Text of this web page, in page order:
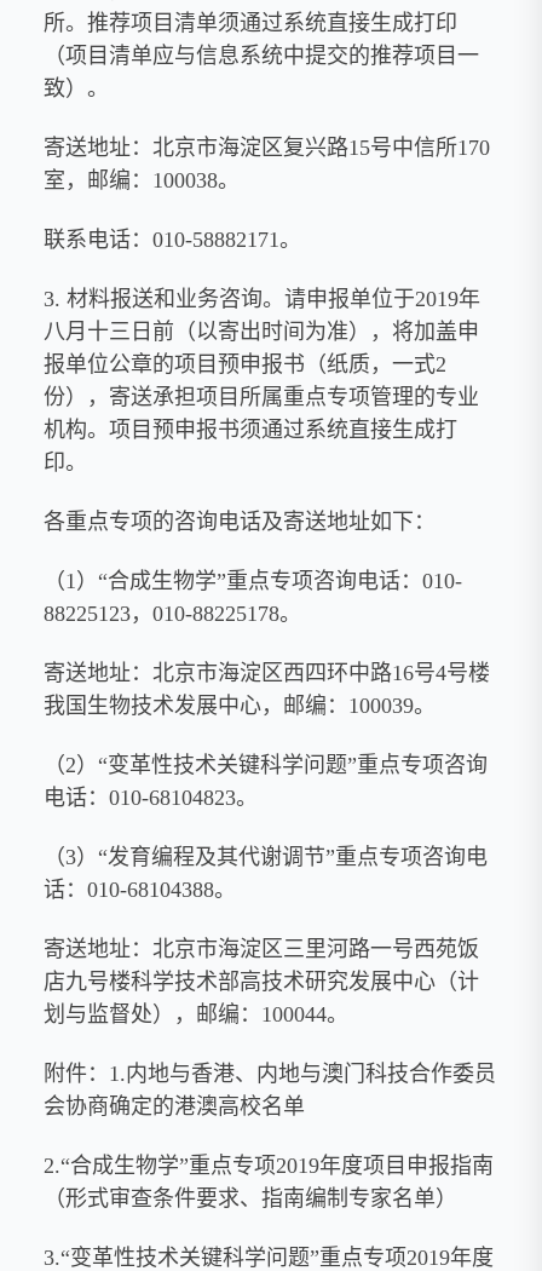
所。推荐项目清单须通过系统直接生成打印
（项目清单应与信息系统中提交的推荐项目一
致）。
寄送地址：北京市海淀区复兴路15号中信所170
室，邮编：100038。
联系电话：010-58882171。
3. 材料报送和业务咨询。请申报单位于2019年
八月十三日前（以寄出时间为准），将加盖申
报单位公章的项目预申报书（纸质，一式2
份），寄送承担项目所属重点专项管理的专业
机构。项目预申报书须通过系统直接生成打
印。
各重点专项的咨询电话及寄送地址如下：
（1）“合成生物学”重点专项咨询电话：010-
88225123，010-88225178。
寄送地址：北京市海淀区西四环中路16号4号楼
我国生物技术发展中心，邮编：100039。
（2）“变革性技术关键科学问题”重点专项咨询
电话：010-68104823。
（3）“发育编程及其代谢调节”重点专项咨询电
话：010-68104388。
寄送地址：北京市海淀区三里河路一号西苑饭
店九号楼科学技术部高技术研究发展中心（计
划与监督处），邮编：100044。
附件：1.内地与香港、内地与澳门科技合作委员
会协商确定的港澳高校名单
2.“合成生物学”重点专项2019年度项目申报指南
（形式审查条件要求、指南编制专家名单）
3.“变革性技术关键科学问题”重点专项2019年度